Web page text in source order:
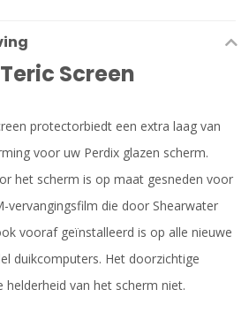
Screen
protectorbiedt een extra laag van
voor uw Perdix glazen scherm.
het scherm is op maat gesneden voor
vervangingsfilm die door Shearwater
vooraf geïnstalleerd is op alle nieuwe
duikcomputers. Het doorzichtige
van het scherm niet.